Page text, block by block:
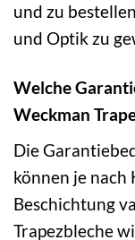
und zu
und Optik zu
Welche
Weckman
Die
können je
Beschichtung
Trapezbleche